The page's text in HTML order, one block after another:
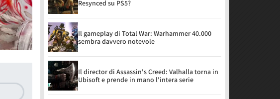
Resynced su PS5?
Il gameplay di Total War: Warhammer 40.000
sembra davvero notevole
Il director di Assassin's Creed: Valhalla torna in
Ubisoft e prende in mano l'intera serie